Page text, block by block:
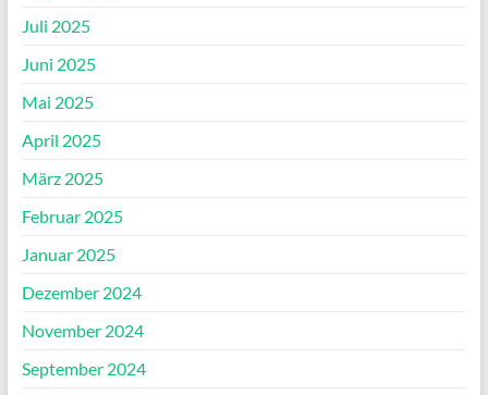
Juli 2025
Juni 2025
Mai 2025
April 2025
März 2025
Februar 2025
Januar 2025
Dezember 2024
November 2024
September 2024